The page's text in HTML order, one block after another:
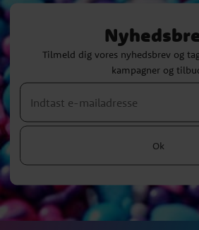
Tilmeld dig vores nyhedsbrev og
kampagner og
Ok